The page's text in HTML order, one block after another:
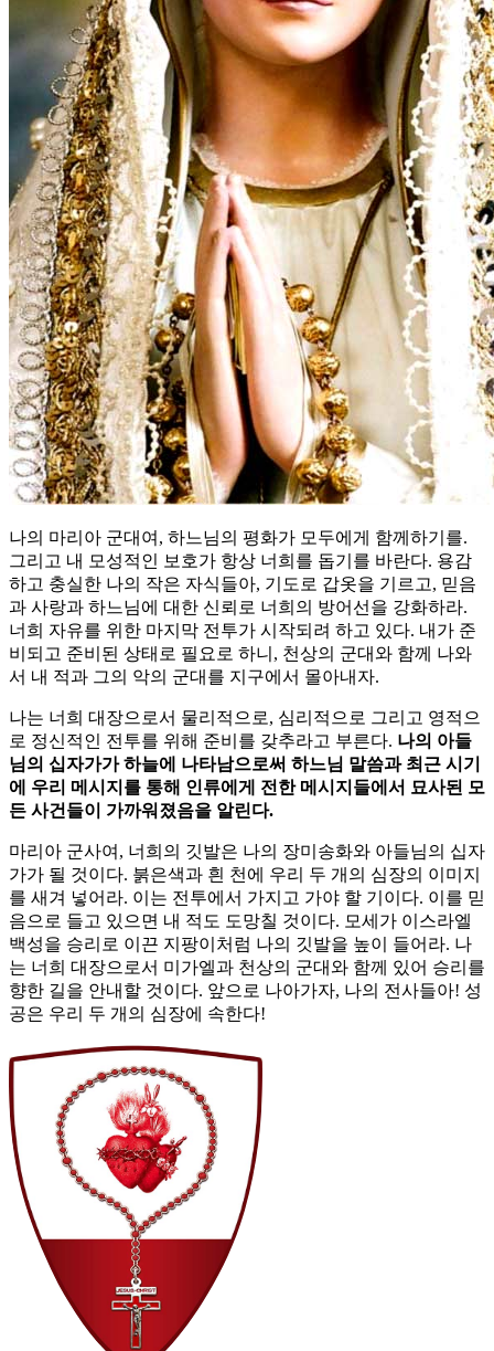
나의 마리아 군대여, 하느님의 평화가 모두에게 함께하기를.
그리고 내 모성적인 보호가 항상 너희를 돕기를 바란다. 용감
하고 충실한 나의 작은 자식들아, 기도로 갑옷을 기르고, 믿음
과 사랑과 하느님에 대한 신뢰로 너희의 방어선을 강화하라.
너희 자유를 위한 마지막 전투가 시작되려 하고 있다. 내가 준
비되고 준비된 상태로 필요로 하니, 천상의 군대와 함께 나와
서 내 적과 그의 악의 군대를 지구에서 몰아내자.
나는 너희 대장으로서 물리적으로, 심리적으로 그리고 영적으
로 정신적인 전투를 위해 준비를 갖추라고 부른다. 나의 아들
님의 십자가가 하늘에 나타남으로써 하느님 말씀과 최근 시기
에 우리 메시지를 통해 인류에게 전한 메시지들에서 묘사된 모
든 사건들이 가까워졌음을 알린다.
마리아 군사여, 너희의 깃발은 나의 장미송화와 아들님의 십자
가가 될 것이다. 붉은색과 흰 천에 우리 두 개의 심장의 이미지
를 새겨 넣어라. 이는 전투에서 가지고 가야 할 기이다. 이를 믿
음으로 들고 있으면 내 적도 도망칠 것이다. 모세가 이스라엘
백성을 승리로 이끈 지팡이처럼 나의 깃발을 높이 들어라. 나
는 너희 대장으로서 미가엘과 천상의 군대와 함께 있어 승리를
향한 길을 안내할 것이다. 앞으로 나아가자, 나의 전사들아! 성
공은 우리 두 개의 심장에 속한다!